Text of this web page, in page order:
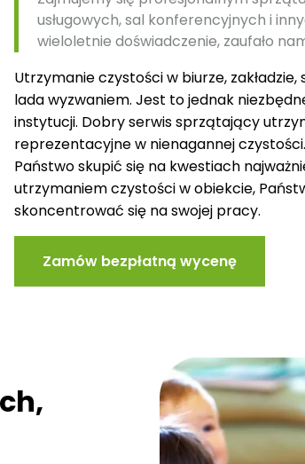
usługowych, sal konferencyjnych i
wieloletnie doświadczenie, zaufało
Utrzymanie czystości w biurze,
lada wyzwaniem. Jest to jednak
instytucji. Dobry serwis sprzątający
reprezentacyjne w nienagannej
Państwo skupić się na kwestiach
utrzymaniem czystości w obiekcie,
skoncentrować się na swojej pracy.
Zamów bezpłatną wycenę